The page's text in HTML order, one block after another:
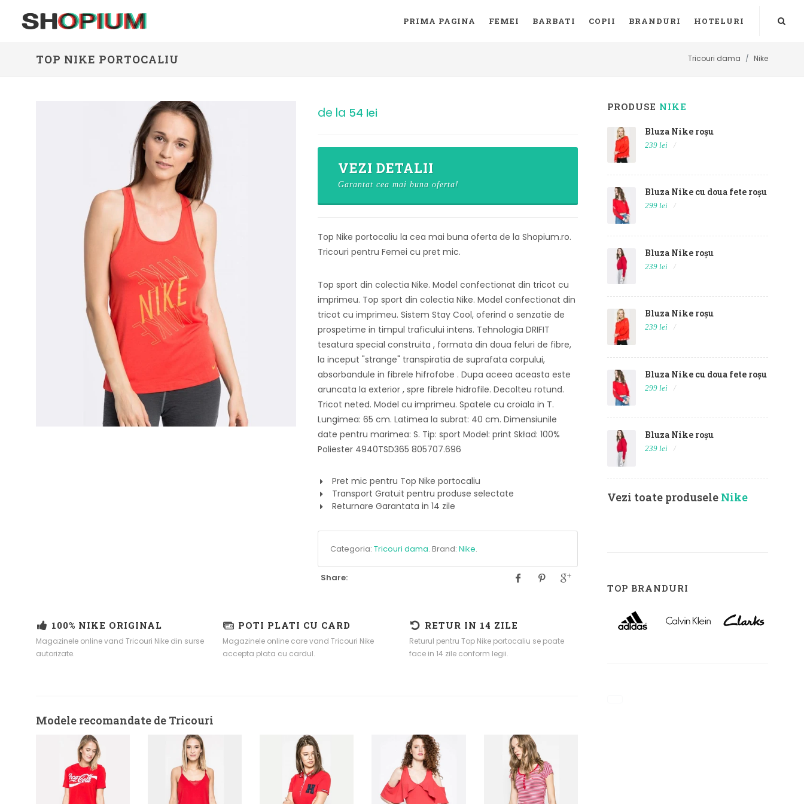
PRIMA PAGINA FEMEI BARBATI COPII BRANDURI HOTELURI
TOP NIKE PORTOCALIU Tricouri dama Nike
de la 54 lei
VEZI DETALII
Garantat cea mai buna oferta!
Top Nike portocaliu la cea mai buna oferta de la Shopium.ro.
Tricouri pentru Femei cu pret mic.
Top sport din colectia Nike. Model confectionat din tricot cu
imprimeu. Top sport din colectia Nike. Model confectionat din
tricot cu imprimeu. Sistem Stay Cool, oferind o senzatie de
prospetime in timpul traficului intens. Tehnologia DRIFIT
tesatura special construita , formata din doua feluri de fibre,
la inceput "strange" transpiratia de suprafata corpului,
absorbandule in fibrele hifrofobe . Dupa aceea aceasta este
aruncata la exterior , spre fibrele hidrofile. Decolteu rotund.
Tricot neted. Model cu imprimeu. Spatele cu croiala in T.
Lungimea: 65 cm. Latimea la subrat: 40 cm. Dimensiunile
date pentru marimea: S. Tip: sport Model: print Skład: 100%
Poliester 4940TSD365 805707.696
Pret mic pentru Top Nike portocaliu
Transport Gratuit pentru produse selectate
Returnare Garantata in 14 zile
Categoria: Tricouri dama. Brand: Nike.
Share:
100% NIKE ORIGINAL
Magazinele online vand Tricouri Nike din surse
autorizate.
POTI PLATI CU CARD
Magazinele online care vand Tricouri Nike
accepta plata cu cardul.
RETUR IN 14 ZILE
Returul pentru Top Nike portocaliu se poate
face in 14 zile conform legii.
Modele recomandate de Tricouri
PRODUSE NIKE
Bluza Nike roșu
239 lei
Bluza Nike cu doua fete roșu
299 lei
Bluza Nike roșu
239 lei
Bluza Nike roșu
239 lei
Bluza Nike cu doua fete roșu
299 lei
Bluza Nike roșu
239 lei
Vezi toate produsele Nike
TOP BRANDURI